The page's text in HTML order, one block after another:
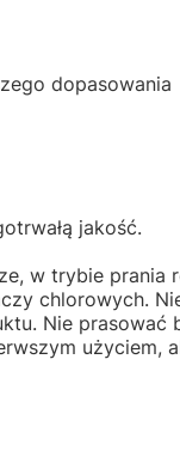
dopasowania
jakość.
w trybie prania
chlorowych.
Nie prasować
użyciem,